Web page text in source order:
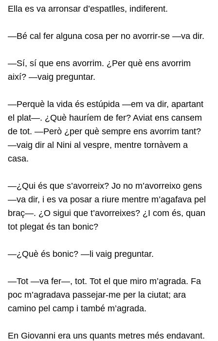
Ella es va arronsar d’espatlles, indiferent.
—Bé cal fer alguna cosa per no avorrir-se —va dir.
—Sí, sí que ens avorrim. ¿Per què ens avorrim
així? —vaig preguntar.
—Perquè la vida és estúpida —em va dir, apartant
el plat—. ¿Què hauríem de fer? Aviat ens cansem
de tot. —Però ¿per què sempre ens avorrim tant?
—vaig dir al Nini al vespre, mentre tornàvem a
casa.
—¿Qui és que s’avorreix? Jo no m’avorreixo gens
—va dir, i es va posar a riure mentre m’agafava pel
braç—. ¿O sigui que t’avorreixes? ¿I com és, quan
tot plegat és tan bonic?
—¿Què és bonic? —li vaig preguntar.
—Tot —va fer—, tot. Tot el que miro m’agrada. Fa
poc m’agradava passejar-me per la ciutat; ara
camino pel camp i també m’agrada.
En Giovanni era uns quants metres més endavant.